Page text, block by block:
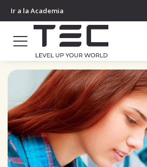
Ir a la Academia